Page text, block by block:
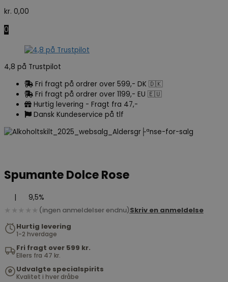
kr. 0,00
0
4,8 på Trustpilot
Fri fragt på ordrer over 599,- DK 🇩🇰
Fri fragt på ordrer over 1199,- EU 🇪🇺
Hurtig levering - Fragt fra 47,-
Dansk Kundeservice på tlf
Spumante Dolce Rose
9,5%
★★★★★ (ingen anmeldelser endnu)Skriv en anmeldelse
Hurtig levering
1-2 hverdage
Fri fragt over 599 kr.
Ellers fra 47 kr.
Udvalgte specialspirits
Kvalitet i hver dråbe